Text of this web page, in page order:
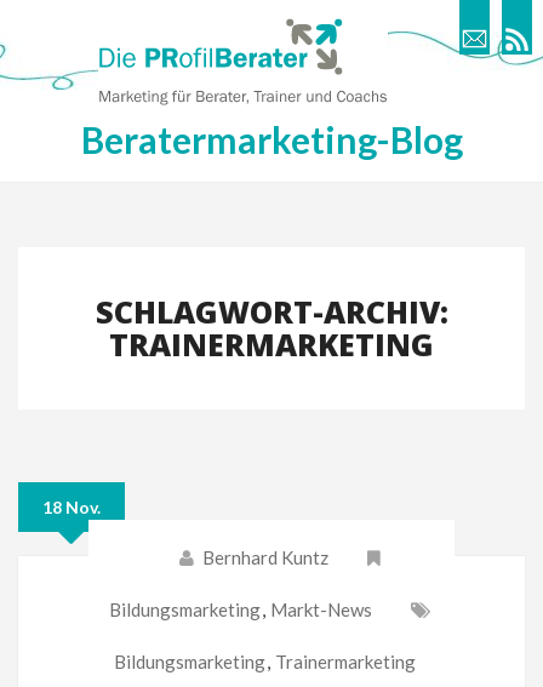
Beratermarketing-Blog
SCHLAGWORT-ARCHIV:
TRAINERMARKETING
18 Nov.
Bernhard Kuntz
Bildungsmarketing, Markt-News
Bildungsmarketing, Trainermarketing